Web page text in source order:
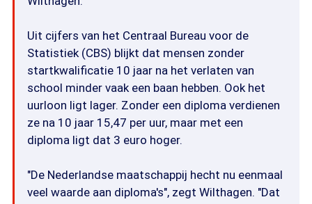
Uit cijfers van het Centraal Bureau voor de
Statistiek (CBS) blijkt dat mensen zonder
startkwalificatie 10 jaar na het verlaten van
school minder vaak een baan hebben. Ook het
uurloon ligt lager. Zonder een diploma verdienen
ze na 10 jaar 15,47 per uur, maar met een
diploma ligt dat 3 euro hoger.
"De Nederlandse maatschappij hecht nu eenmaal
veel waarde aan diploma's", zegt Wilthagen. "Dat